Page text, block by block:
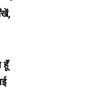
हूॅं